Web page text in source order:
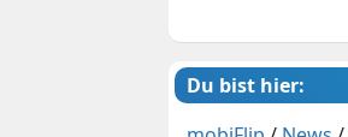
Du bist hier: